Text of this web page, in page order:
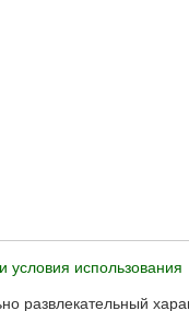
условия использования
развлекательный